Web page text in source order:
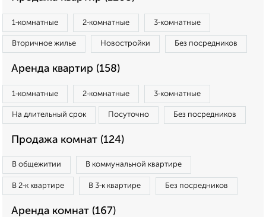
1‑комнатные 2‑комнатные 3‑комнатные
Вторичное жилье Новостройки Без посредников
Аренда квартир (158)
1‑комнатные 2‑комнатные 3‑комнатные
На длительный срок Посуточно Без посредников
Продажа комнат (124)
В общежитии В коммунальной квартире
В 2‑к квартире В 3‑к квартире Без посредников
Аренда комнат (167)